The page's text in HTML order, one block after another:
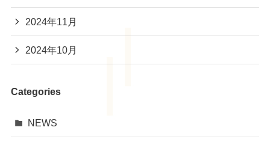
2024年11月
2024年10月
Categories
NEWS